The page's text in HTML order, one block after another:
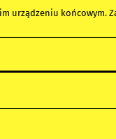
urządzeniu końcowym.